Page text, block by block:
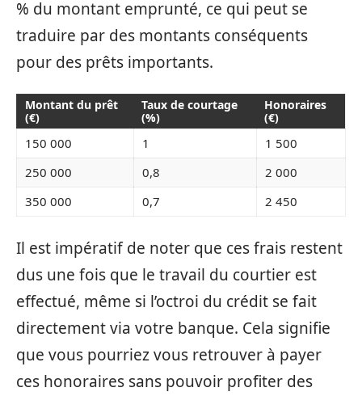
% du montant emprunté, ce qui peut se
traduire par des montants conséquents
pour des prêts importants.
Montant du prêt
(€)
Taux de courtage
(%)
Honoraires
(€)
150 000 1
1 500
250 000
0,8
2 000
350 000
0,7 2 450
Il est impératif de noter que ces frais restent
dus une fois que le travail du courtier est
effectué, même si l’octroi du crédit se fait
directement via votre banque. Cela signifie
que vous pourriez vous retrouver à payer
ces honoraires sans pouvoir profiter des